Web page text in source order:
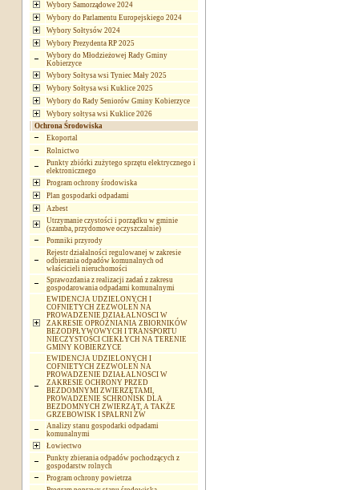
Wybory Samorządowe 2024
Wybory do Parlamentu Europejskiego 2024
Wybory Sołtysów 2024
Wybory Prezydenta RP 2025
Wybory do Młodzieżowej Rady Gminy
Kobierzyce
Wybory Sołtysa wsi Tyniec Mały 2025
Wybory Sołtysa wsi Kuklice 2025
Wybory do Rady Seniorów Gminy Kobierzyce
Wybory sołtysa wsi Kuklice 2026
Ochrona Środowiska
Ekoportal
Rolnictwo
Punkty zbiórki zużytego sprzętu elektrycznego i
elektronicznego
Program ochrony środowiska
Plan gospodarki odpadami
Azbest
Utrzymanie czystości i porządku w gminie
(szamba, przydomowe oczyszczalnie)
Pomniki przyrody
Rejestr działalności regulowanej w zakresie
odbierania odpadów komunalnych od
właścicieli nieruchomości
Sprawozdania z realizacji zadań z zakresu
gospodarowania odpadami komunalnymi
EWIDENCJA UDZIELONYCH I
COFNIETYCH ZEZWOLEŃ NA
PROWADZENIE DZIAŁALNOSCI W
ZAKRESIE OPRÓŻNIANIA ZBIORNIKÓW
BEZODPŁYWOWYCH I TRANSPORTU
NIECZYSTOŚCI CIEKŁYCH NA TERENIE
GMINY KOBIERZYCE
EWIDENCJA UDZIELONYCH I
COFNIETYCH ZEZWOLEŃ NA
PROWADZENIE DZIAŁALNOSCI W
ZAKRESIE OCHRONY PRZED
BEZDOMNYMI ZWIERZĘTAMI,
PROWADZENIE SCHRONISK DLA
BEZDOMNYCH ZWIERZĄT, A TAKŻE
GRZEBOWISK I SPALRNI ZW
Analizy stanu gospodarki odpadami
komunalnymi
Łowiectwo
Punkty zbierania odpadów pochodzących z
gospodarstw rolnych
Program ochrony powietrza